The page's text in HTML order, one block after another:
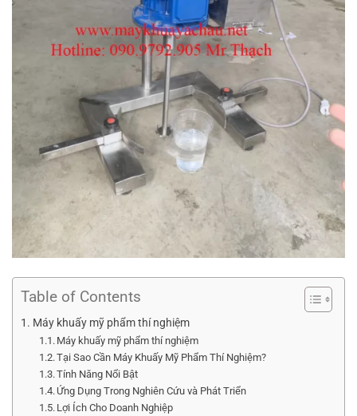
Table of Contents
Máy khuấy mỹ phẩm thí nghiệm
Máy khuấy mỹ phẩm thí nghiệm
Tại Sao Cần Máy Khuấy Mỹ Phẩm Thí Nghiệm?
Tính Năng Nổi Bật
Ứng Dụng Trong Nghiên Cứu và Phát Triển
Lợi Ích Cho Doanh Nghiệp